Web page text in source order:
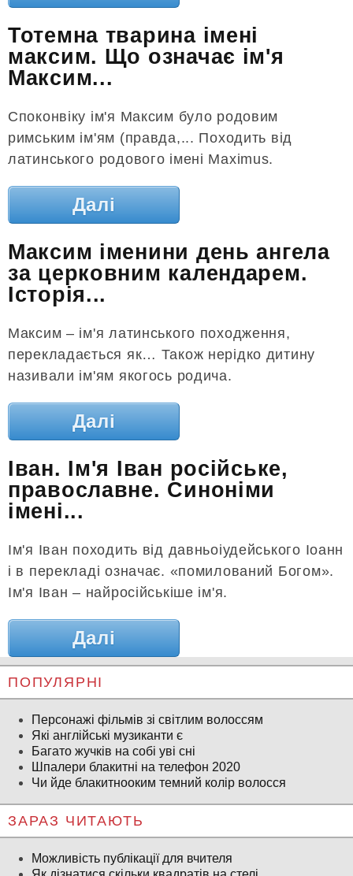
Тотемна тварина імені
максим. Що означає ім'я
Максим...
Споконвіку ім'я Максим було родовим
римським ім'ям (правда,... Походить від
латинського родового імені Maximus.
Далі
Максим іменини день ангела
за церковним календарем.
Історія...
Максим – ім'я латинського походження,
перекладається як… Також нерідко дитину
називали ім'ям якогось родича.
Далі
Іван. Ім'я Іван російське,
православне. Синоніми
імені...
Ім'я Іван походить від давньоіудейського Іоанн
і в перекладі означає. «помилований Богом».
Ім'я Іван – найросійськіше ім'я.
Далі
ПОПУЛЯРНІ
Персонажі фільмів зі світлим волоссям
Які англійські музиканти є
Багато жучків на собі уві сні
Шпалери блакитні на телефон 2020
Чи йде блакитнооким темний колір волосся
ЗАРАЗ ЧИТАЮТЬ
Можливість публікації для вчителя